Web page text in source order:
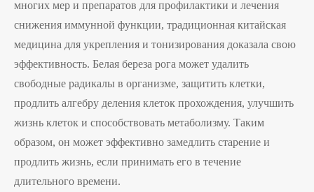
многих мер и препаратов для профилактики и лечения
снижения иммунной функции, традиционная китайская
медицина для укрепления и тонизирования доказала свою
эффективность. Белая береза рога может удалить
свободные радикалы в организме, защитить клетки,
продлить алгебру деления клеток прохождения, улучшить
жизнь клеток и способствовать метаболизму. Таким
образом, он может эффективно замедлить старение и
продлить жизнь, если принимать его в течение
длительного времени.